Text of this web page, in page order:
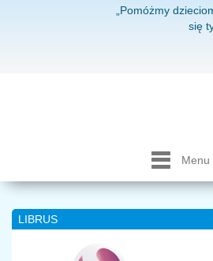
„Pomóżmy dzieciom, by
się tym, kim
J.
Menu
LIBRUS